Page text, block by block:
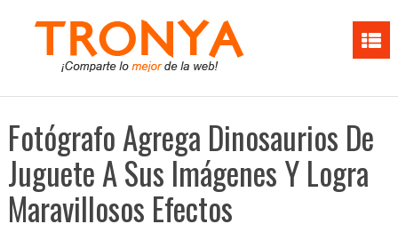
Fotógrafo Agrega Dinosaurios De
Juguete A Sus Imágenes Y Logra
Maravillosos Efectos